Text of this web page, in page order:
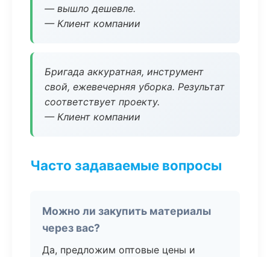
— вышло дешевле.
— Клиент компании
Бригада аккуратная, инструмент
свой, ежевечерняя уборка. Результат
соответствует проекту.
— Клиент компании
Часто задаваемые вопросы
Можно ли закупить материалы
через вас?
Да, предложим оптовые цены и